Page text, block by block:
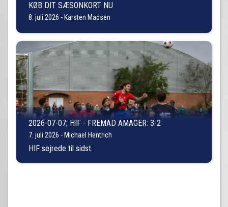
KØB DIT SÆSONKORT NU
8. juli 2026 - Karsten Madsen
2026-07-07; HIF - FREMAD AMAGER: 3-2
7. juli 2026 - Michael Hentrich
HIF sejrede til sidst.